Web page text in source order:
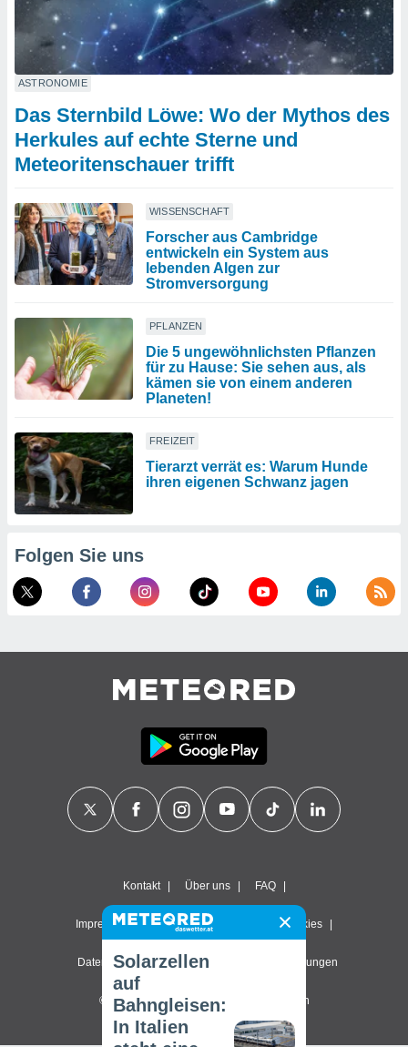
ASTRONOMIE
Das Sternbild Löwe: Wo der Mythos des
Herkules auf echte Sterne und
Meteoritenschauer trifft
WISSENSCHAFT
Forscher aus Cambridge
entwickeln ein System aus
lebenden Algen zur
Stromversorgung
PFLANZEN
Die 5 ungewöhnlichsten Pflanzen
für zu Hause: Sie sehen aus, als
kämen sie von einem anderen
Planeten!
FREIZEIT
Tierarzt verrät es: Warum Hunde
ihren eigenen Schwanz jagen
Folgen Sie uns
Kontakt Über uns FAQ
Impressum & Nutzungsbedingungen Cookies
Datenschutzerklärung Datenschutz-Einstellungen
© 2026 Meteored. Alle Rechte vorbehalten
Solarzellen
auf
Bahngleisen:
In Italien